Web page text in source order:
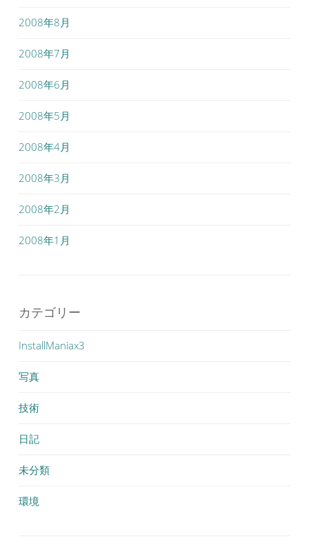
2008年8月
2008年7月
2008年6月
2008年5月
2008年4月
2008年3月
2008年2月
2008年1月
カテゴリー
InstallManiax3
写真
技術
日記
未分類
環境